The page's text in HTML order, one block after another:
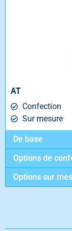
AT
Confection
Sur mesure
De base
Options de
Options sur